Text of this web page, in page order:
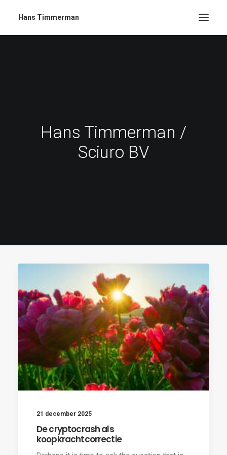
Hans Timmerman
Hans Timmerman /
Sciuro BV
21 december 2025
De cryptocrash als
koopkrachtcorrectie